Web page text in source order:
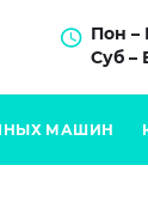
Пон –
Суб –
МАШИН